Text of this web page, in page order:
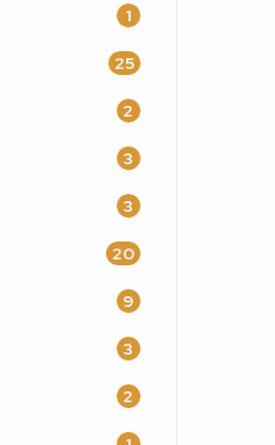
1
25
2
3
3
20
9
3
2